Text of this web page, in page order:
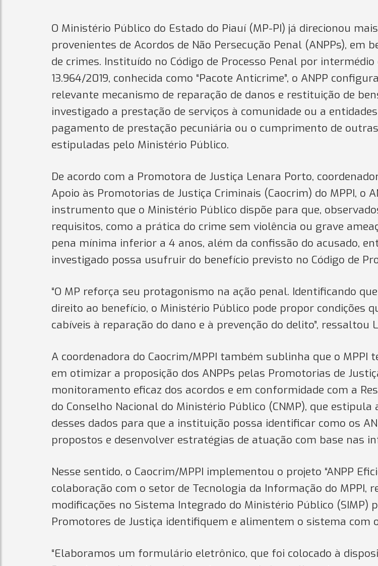
O Ministério Público do Estado do Piauí (MP-PI) já direcionou
provenientes de Acordos de Não Persecução Penal (ANPPs), em
de crimes. Instituído no Código de Processo Penal por intermédio
13.964/2019, conhecida como “Pacote Anticrime”, o ANPP
relevante mecanismo de reparação de danos e restituição de
investigado a prestação de serviços à comunidade ou a
pagamento de prestação pecuniária ou o cumprimento de
estipuladas pelo Ministério Público.
De acordo com a Promotora de Justiça Lenara Porto,
Apoio às Promotorias de Justiça Criminais (Caocrim) do MPPI, o
instrumento que o Ministério Público dispõe para que,
requisitos, como a prática do crime sem violência ou grave
pena mínima inferior a 4 anos, além da confissão do acusado,
investigado possa usufruir do benefício previsto no Código de
“O MP reforça seu protagonismo na ação penal. Identificando
direito ao benefício, o Ministério Público pode propor condições
cabíveis à reparação do dano e à prevenção do delito”, ressaltou
A coordenadora do Caocrim/MPPI também sublinha que o MPPI
em otimizar a proposição dos ANPPs pelas Promotorias de
monitoramento eficaz dos acordos e em conformidade com a
do Conselho Nacional do Ministério Público (CNMP), que estipula
desses dados para que a instituição possa identificar como os
propostos e desenvolver estratégias de atuação com base nas
Nesse sentido, o Caocrim/MPPI implementou o projeto “ANPP
colaboração com o setor de Tecnologia da Informação do MPPI,
modificações no Sistema Integrado do Ministério Público (SIMP)
Promotores de Justiça identifiquem e alimentem o sistema com
“Elaboramos um formulário eletrônico, que foi colocado à